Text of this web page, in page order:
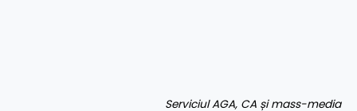
Serviciul AGA, CA și mass-media